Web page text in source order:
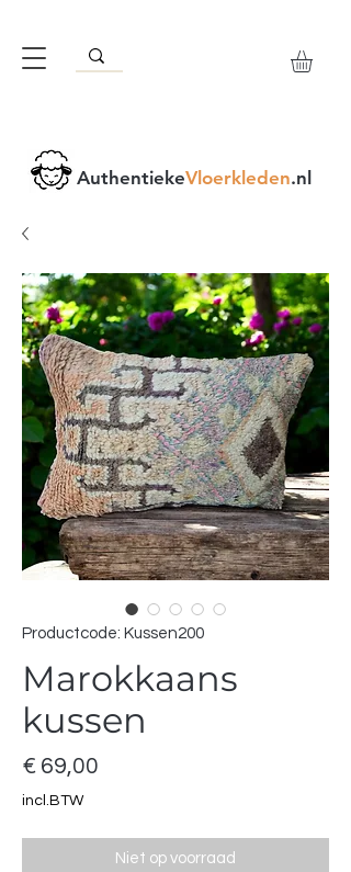
AuthentiekeVloerkleden.nl
Productcode: Kussen200
Marokkaans
kussen
€ 69,00
incl.BTW
Niet op voorraad